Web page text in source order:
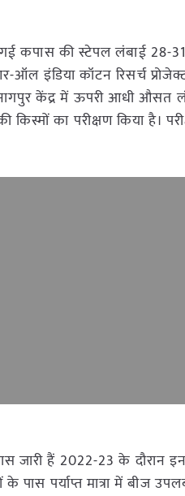
गई कपास की स्टेपल लंबाई 28-
इंडिया कॉटन रिसर्च
केंद्र में ऊपरी आधी औसत
का परीक्षण किया है।
हैं 2022-23 के दौरान इन
पर्याप्त मात्रा में बीज